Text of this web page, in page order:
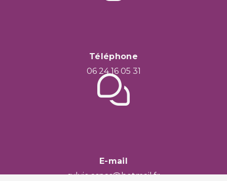
Téléphone
06 24 16 05 31
E-mail
sylvie.aspas@hotmail.fr